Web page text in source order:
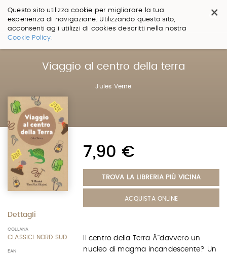
×
Questo sito utilizza cookie per migliorare la tua
esperienza di navigazione. Utilizzando questo sito,
acconsenti agli utilizzi di cookies descritti nella nostra
Cookie Policy.
Salta
Viaggio al centro della terra
Jules Verne
Dettagli
COLLANA
CLASSICI NORD SUD
EAN
7,90 €
TROVA LA LIBRERIA PIÙ VICINA
ACQUISTA ONLINE
Il centro della Terra Ã¨ davvero un
nucleo di magma incandescente? Un